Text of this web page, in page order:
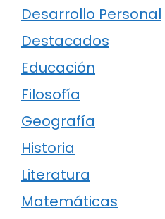
Desarrollo Personal
Destacados
Educación
Filosofía
Geografía
Historia
Literatura
Matemáticas